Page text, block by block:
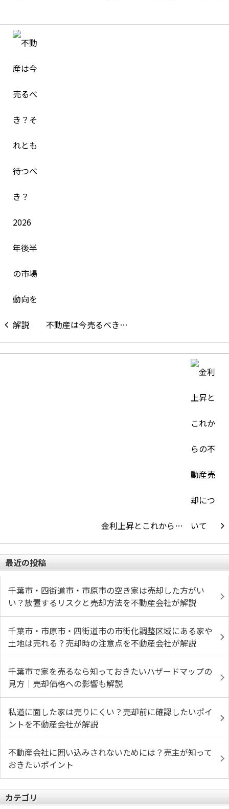
不動産は今売るべき…
金利上昇とこれから…
最近の投稿
千葉市・四街道市・市原市の空き家は売却した方がい
い？放置するリスクと売却方法を不動産会社が解説
千葉市・市原市・四街道市の市街化調整区域にある家や
土地は売れる？売却時の注意点を不動産会社が解説
千葉市で家を売るなら知っておきたいハザードマップの
見方｜売却価格への影響も解説
私道に面した家は売りにくい？売却前に確認したいポイ
ントを不動産会社が解説
不動産会社に囲い込みされないためには？売主が知って
おきたいポイント
カテゴリ